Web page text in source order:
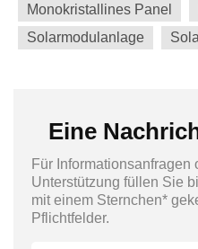
Monokristallines Panel
Solarmodulanlage
Eine
Für Informationsanfragen
Unterstützung füllen Sie
mit einem Sternchen*
Pflichtfelder.